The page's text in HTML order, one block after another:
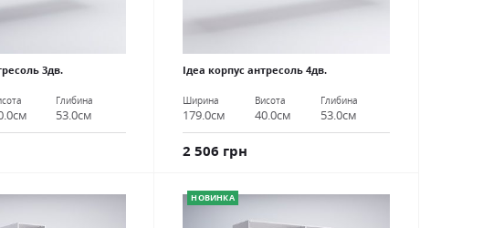
3дв.
Глибина
53.0см
Ідеа корпус антресоль 4дв.
Ширина
179.0см
Висота
40.0см
Глибина
53.0см
2 506 грн
НОВИНКА